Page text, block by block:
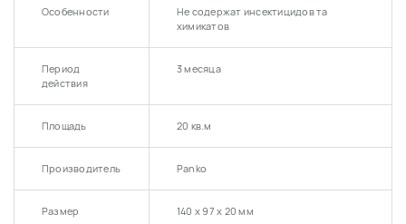
Особенности
Не содержат инсектицидов та
химикатов
Период
действия
3 месяца
Площадь 20 кв.м
Производитель Panko
Размер 140 х 97 x 20 мм